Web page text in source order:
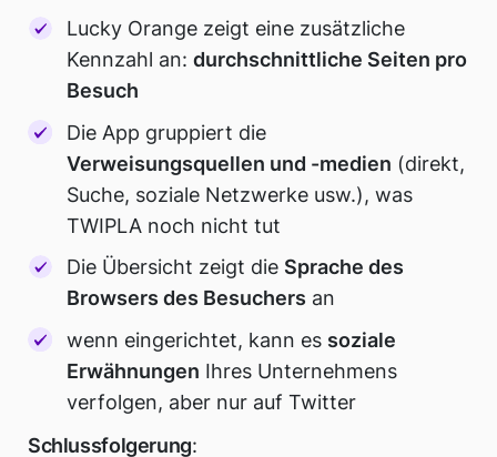
Lucky Orange zeigt eine zusätzliche
Kennzahl an:durchschnittliche Seiten pro
Besuch
Die App gruppiert die
Verweisungsquellen und -medien (direkt,
Suche, soziale Netzwerke usw.), was
TWIPLA noch nicht tut
Die Übersicht zeigt die Sprache des
Browsers des Besuchers an
wenn eingerichtet, kann es soziale
Erwähnungen Ihres Unternehmens
verfolgen, aber nur auf Twitter
Schlussfolgerung: